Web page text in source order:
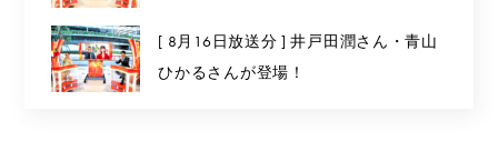
[ 8月16日放送分 ] 井戸田潤さん・青山
ひかるさんが登場！